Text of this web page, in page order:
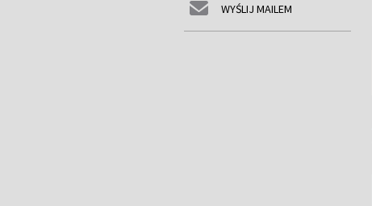
WYŚLIJ MAILEM